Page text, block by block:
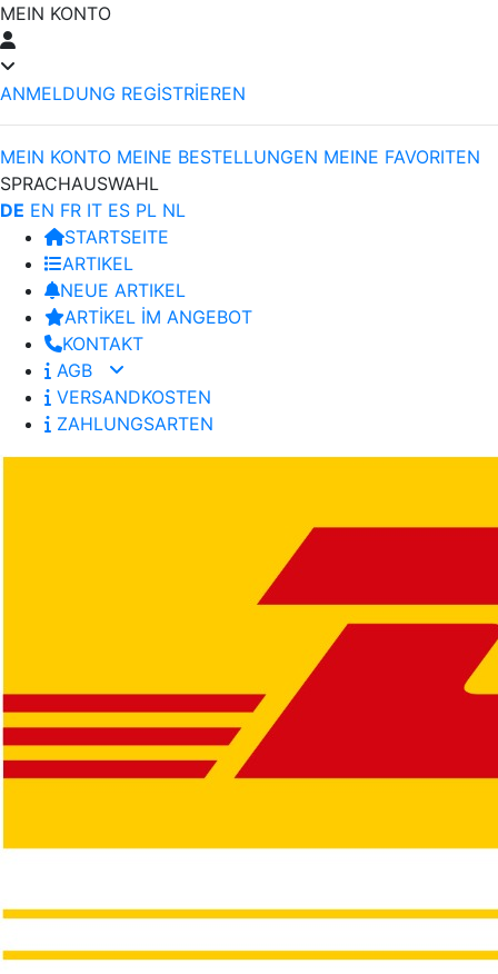
MEIN KONTO
ANMELDUNG REGİSTRİEREN
MEIN KONTO MEINE BESTELLUNGEN MEINE FAVORITEN
SPRACHAUSWAHL
DE EN FR IT ES PL NL
STARTSEITE
ARTIKEL
NEUE ARTIKEL
ARTİKEL İM ANGEBOT
KONTAKT
AGB
VERSANDKOSTEN
ZAHLUNGSARTEN